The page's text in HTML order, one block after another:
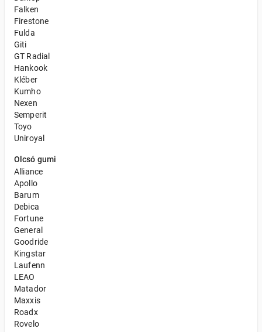
Falken
Firestone
Fulda
Giti
GT Radial
Hankook
Kléber
Kumho
Nexen
Semperit
Toyo
Uniroyal
Olcsó gumi
Alliance
Apollo
Barum
Debica
Fortune
General
Goodride
Kingstar
Laufenn
LEAO
Matador
Maxxis
Roadx
Rovelo